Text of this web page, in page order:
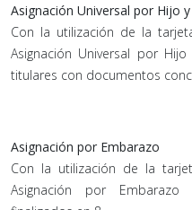
Asignación Universal por Hijo
Con la utilización de la
Asignación Universal por
titulares con documentos
Asignación por Embarazo
Con la utilización de la
Asignación por